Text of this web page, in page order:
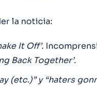
la noticia:
It Off’.
Back Together’.
(etc.)” y “haters